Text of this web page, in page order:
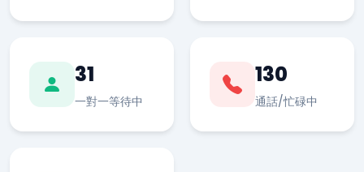
31
一對一等待中
130
通話/忙碌中